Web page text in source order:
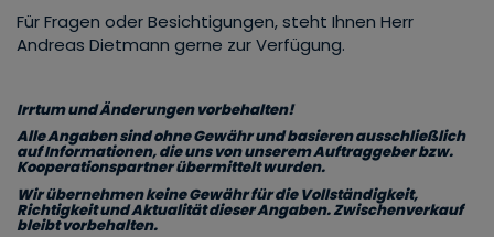
Für Fragen oder Besichtigungen, steht Ihnen Herr
Andreas Dietmann gerne zur Verfügung.
Irrtum und Änderungen vorbehalten!
Alle Angaben sind ohne Gewähr und basieren ausschließlich
auf Informationen, die uns von unserem Auftraggeber bzw.
Kooperationspartner übermittelt wurden.
Wir übernehmen keine Gewähr für die Vollständigkeit,
Richtigkeit und Aktualität dieser Angaben. Zwischenverkauf
bleibt vorbehalten.